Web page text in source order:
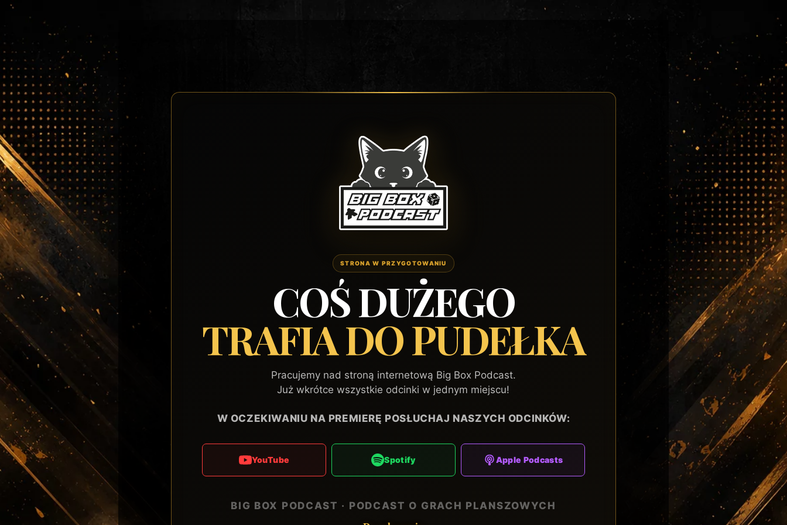
STRONA W PRZYGOTOWANIU
COŚ DUŻEGO
TRAFIA DO PUDEŁKA
Pracujemy nad stroną internetową Big Box Podcast.
Już wkrótce wszystkie odcinki w jednym miejscu!
W OCZEKIWANIU NA PREMIERĘ POSŁUCHAJ NASZYCH ODCINKÓW:
YouTube Spotify Apple Podcasts
BIG BOX PODCAST · PODCAST O GRACH PLANSZOWYCH